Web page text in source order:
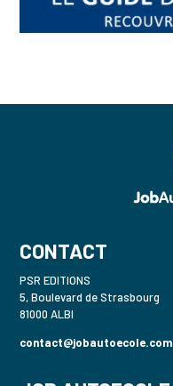
CONTACT
PSR EDITIONS
5, Boulevard de Strasbourg
81000 ALBI
contact@jobautoecole.com